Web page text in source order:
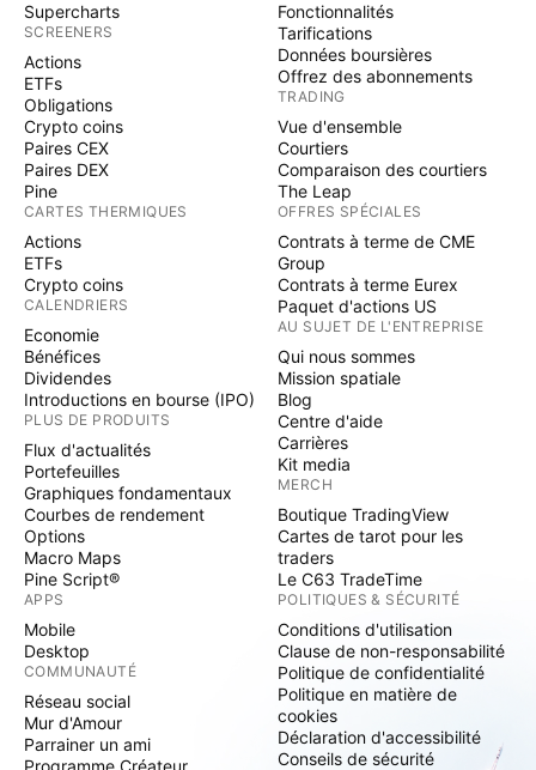
Supercharts
SCREENERS
Actions
ETFs
Obligations
Crypto coins
Paires CEX
Paires DEX
Pine
CARTES THERMIQUES
Actions
ETFs
Crypto coins
CALENDRIERS
Economie
Bénéfices
Dividendes
Introductions en bourse (IPO)
PLUS DE PRODUITS
Flux d'actualités
Portefeuilles
Graphiques fondamentaux
Courbes de rendement
Options
Macro Maps
Pine Script®
APPS
Mobile
Desktop
COMMUNAUTÉ
Réseau social
Mur d'Amour
Parrainer un ami
Programme Créateur
Fonctionnalités
Tarifications
Données boursières
Offrez des abonnements
TRADING
Vue d'ensemble
Courtiers
Comparaison des courtiers
The Leap
OFFRES SPÉCIALES
Contrats à terme de CME
Group
Contrats à terme Eurex
Paquet d'actions US
AU SUJET DE L'ENTREPRISE
Qui nous sommes
Mission spatiale
Blog
Centre d'aide
Carrières
Kit media
MERCH
Boutique TradingView
Cartes de tarot pour les
traders
Le C63 TradeTime
POLITIQUES & SÉCURITÉ
Conditions d'utilisation
Clause de non-responsabilité
Politique de confidentialité
Politique en matière de
cookies
Déclaration d'accessibilité
Conseils de sécurité